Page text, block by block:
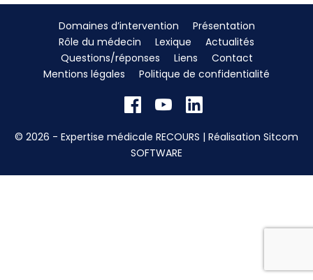
Domaines d’intervention
Présentation
Rôle du médecin
Lexique
Actualités
Questions/réponses
Liens
Contact
Mentions légales
Politique de confidentialité
© 2026 - Expertise médicale RECOURS | Réalisation Sitcom
SOFTWARE